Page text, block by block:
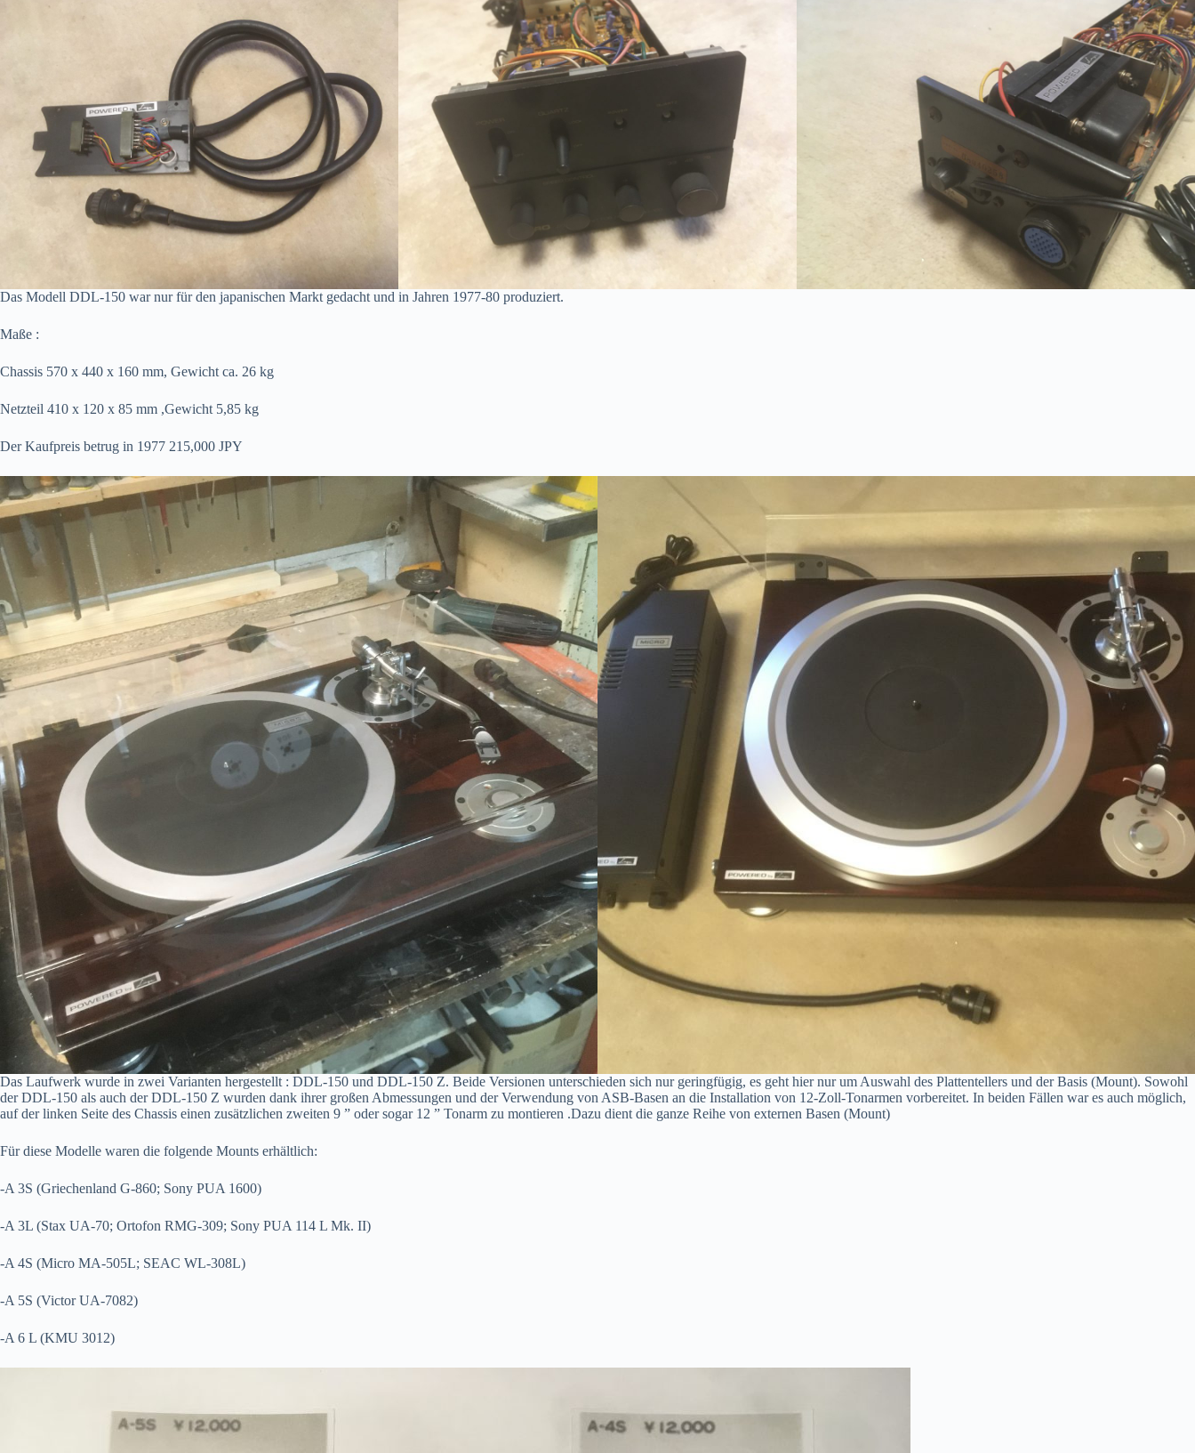
Das Modell DDL-150 war nur für den japanischen Markt gedacht und in Jahren 1977-80 produziert.
Maße :
Chassis 570 x 440 x 160 mm, Gewicht ca. 26 kg
Netzteil 410 x 120 x 85 mm ,Gewicht 5,85 kg
Der Kaufpreis betrug in 1977 215,000 JPY
Das Laufwerk wurde in zwei Varianten hergestellt : DDL-150 und DDL-150 Z. Beide Versionen unterschieden sich nur geringfügig, es geht hier nur um Auswahl des Plattentellers und der Basis (Mount). Sowohl
der DDL-150 als auch der DDL-150 Z wurden dank ihrer großen Abmessungen und der Verwendung von ASB-Basen an die Installation von 12-Zoll-Tonarmen vorbereitet. In beiden Fällen war es auch möglich,
auf der linken Seite des Chassis einen zusätzlichen zweiten 9 ” oder sogar 12 ” Tonarm zu montieren .Dazu dient die ganze Reihe von externen Basen (Mount)
Für diese Modelle waren die folgende Mounts erhältlich:
-A 3S (Griechenland G-860; Sony PUA 1600)
-A 3L (Stax UA-70; Ortofon RMG-309; Sony PUA 114 L Mk. II)
-A 4S (Micro MA-505L; SEAC WL-308L)
-A 5S (Victor UA-7082)
-A 6 L (KMU 3012)